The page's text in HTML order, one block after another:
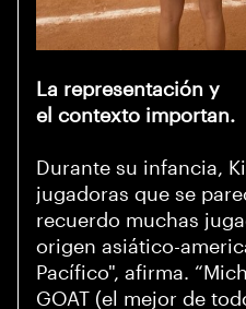
La representación y
el contexto importan.
Durante su infancia,
jugadoras que se
recuerdo muchas
origen asiático-
Pacífico", afirma.
GOAT (el mejor de